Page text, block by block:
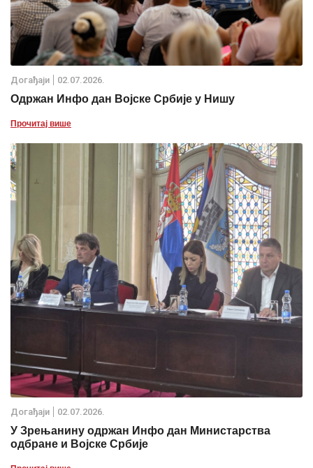
Дoгађаjи 02.07.2026.
Одржан Инфо дан Војске Србије у Нишу
Прочитај више
Дoгађаjи 02.07.2026.
У Зрењанину одржан Инфо дан Министарства
одбране и Војске Србије